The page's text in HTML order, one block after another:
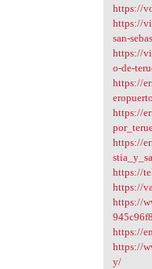
https://
https://
san-
https://
o-de-
https://
https://
https://
https://
https://
https://
https://
https://
y/